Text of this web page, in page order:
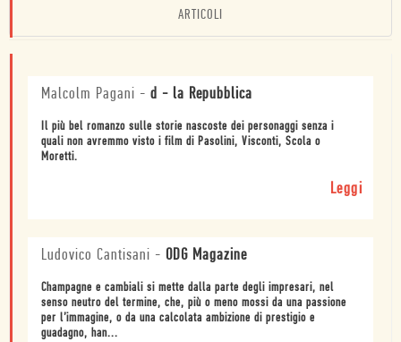
ARTICOLI
Malcolm Pagani - d - la Repubblica
Il più bel romanzo sulle storie nascoste dei personaggi senza i
quali non avremmo visto i film di Pasolini, Visconti, Scola o
Moretti.
Leggi
Ludovico Cantisani - ODG Magazine
Champagne e cambiali si mette dalla parte degli impresari, nel
senso neutro del termine, che, più o meno mossi da una passione
per l’immagine, o da una calcolata ambizione di prestigio e
guadagno, han...